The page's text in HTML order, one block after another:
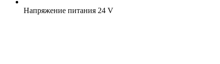
Напряжение питания 24 V